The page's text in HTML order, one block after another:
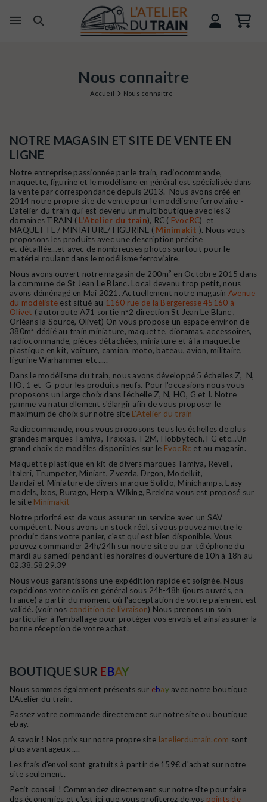
Nous connaitre
Accueil Nous connaitre
NOTRE MAGASIN ET SITE DE VENTE EN
LIGNE
Notre entreprise passionnée par le train, radiocommande,
maquette, figurine et le modélisme en général est spécialisée dans
la vente par correspondance depuis 2013. Nous avons créé en
2014 notre propre site de vente pour le modélisme ferroviaire -
L'atelier du train qui est devenu un multiboutique avec les 3
domaines TRAIN ( L'Atelier du train), RC ( EvocRC) et
MAQUETTE / MINIATURE/ FIGURINE ( Minimakit ). Nous vous
proposons les produits avec une description précise
et détaillée...et avec de nombreuses photos surtout pour le
matériel roulant dans le modélisme ferroviaire.
Nous avons ouvert notre magasin de 200m² en Octobre 2015 dans
la commune de St Jean Le Blanc. Local devenu trop petit, nous
avons déménagé en Mai 2021. Actuellement notre magasin Avenue
du modéliste est situé au 1160 rue de la Bergeresse 45160 à
Olivet ( autoroute A71 sortie n°2 direction St Jean Le Blanc ,
Orléans la Source, Olivet) On vous propose un espace environ de
380m² dédié au train miniature, maquette, dioramas, accessoires,
radiocommande, pièces détachées, miniature et à la maquette
plastique en kit, voiture, camion, moto, bateau, avion, militaire,
figurine Warhammer etc.....
Dans le modélisme du train, nous avons développé 5 échelles Z, N,
HO, 1 et G pour les produits neufs. Pour l'occasions nous vous
proposons un large choix dans l'échelle Z, N, HO, G et I. Notre
gamme va naturellement s'élargir afin de vous proposer le
maximum de choix sur notre site L'Atelier du train
Radiocommande, nous vous proposons tous les échelles de plus
grandes marques Tamiya, Traxxas, T2M, Hobbytech, FG etc...Un
grand choix de modèles disponibles sur le EvocRc et au magasin.
Maquette plastique en kit de divers marques Tamiya, Revell,
Italeri, Trumpeter, Miniart, Zvezda, Drgon, Modelkit,
Bandai et Miniature de divers marque Solido, Minichamps, Easy
models, Ixos, Burago, Herpa, Wiking, Brekina vous est proposé sur
le site Minimakit
Notre priorité est de vous assurer un service avec un SAV
compétent. Nous avons un stock réel, si vous pouvez mettre le
produit dans votre panier, c'est qui est bien disponible. Vous
pouvez commander 24h/24h sur notre site ou par téléphone du
mardi au samedi pendant les horaires d'ouverture de 10h à 18h au
02.38.58.29.39
Nous vous garantissons une expédition rapide et soignée. Nous
expédions votre colis en général sous 24h-48h (jours ouvrés, en
France) à partir du moment où l'acceptation de votre paiement est
validé. (voir nos condition de livraison) Nous prenons un soin
particulier à l'emballage pour protéger vos envois et ainsi assurer la
bonne réception de votre achat.
BOUTIQUE SUR EBAY
Nous sommes également présents sur ebayavec notre boutique
L'Atelier du train.
Passez votre commande directement sur notre site ou boutique
ebay.
A savoir ! Nos prix sur notre propre site latelierdutrain.com sont
plus avantageux ....
Les frais d'envoi sont gratuits à partir de 159€ d'achat sur notre
site seulement.
Petit conseil ! Commandez directement sur notre site pour faire
des économies et c'est ici que vous profiterez de vos points de